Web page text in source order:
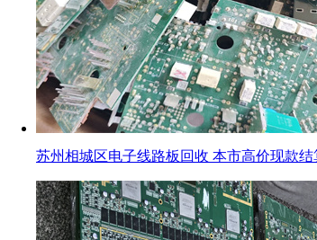
苏州相城区电子线路板回收 本市高价现款结